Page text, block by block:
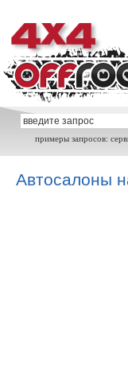
примеры запросов:
Автосалоны